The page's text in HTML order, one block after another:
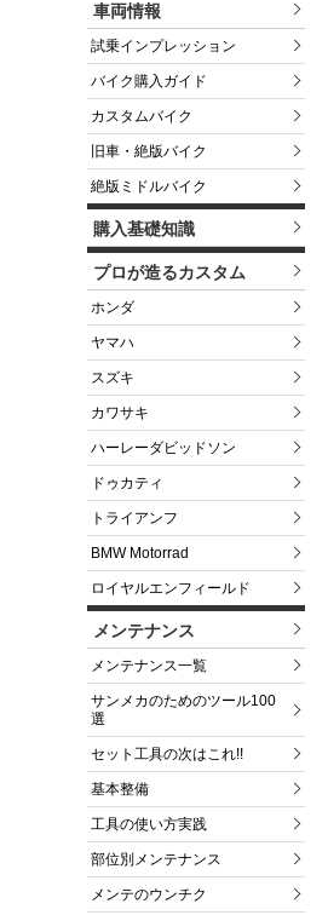
車両情報
試乗インプレッション
バイク購入ガイド
カスタムバイク
旧車・絶版バイク
絶版ミドルバイク
購入基礎知識
プロが造るカスタム
ホンダ
ヤマハ
スズキ
カワサキ
ハーレーダビッドソン
ドゥカティ
トライアンフ
BMW Motorrad
ロイヤルエンフィールド
メンテナンス
メンテナンス一覧
サンメカのためのツール100
選
セット工具の次はこれ!!
基本整備
工具の使い方実践
部位別メンテナンス
メンテのウンチク